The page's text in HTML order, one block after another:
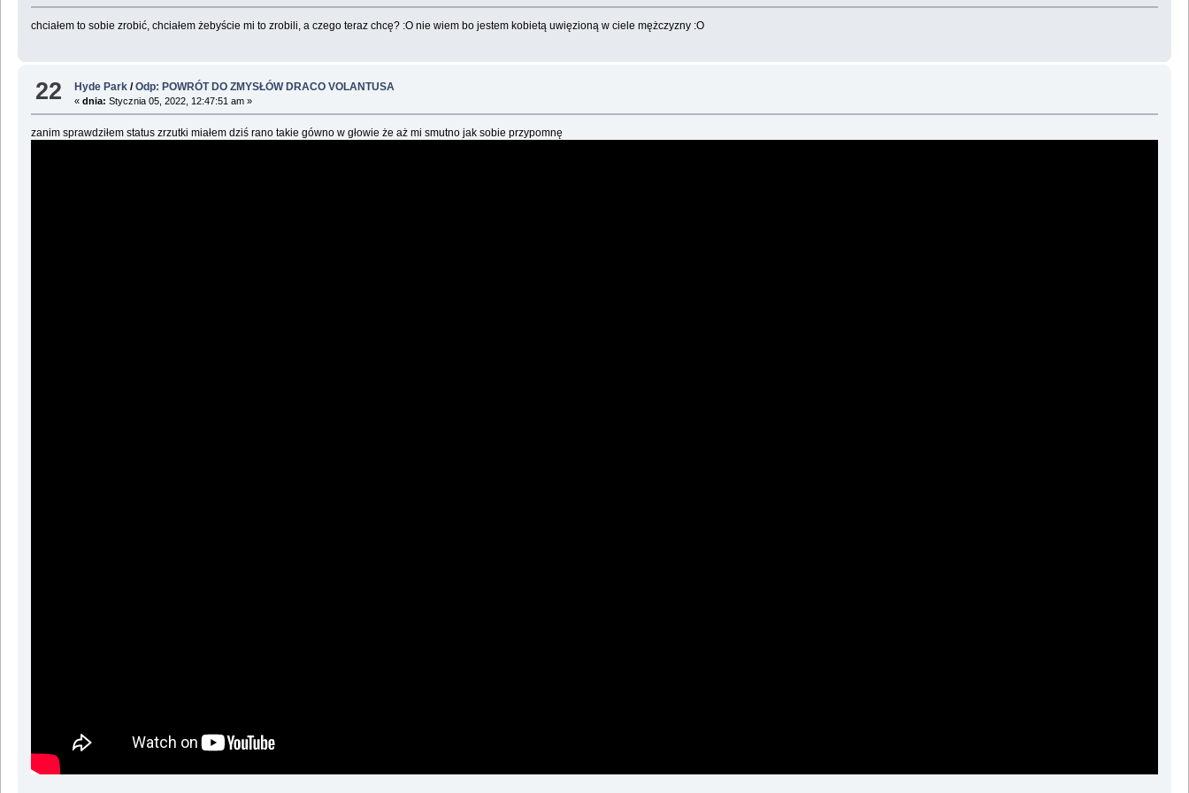
chciałem to sobie zrobić, chciałem żebyście mi to zrobili, a czego teraz chcę? :O nie wiem bo jestem kobietą uwięzioną w ciele mężczyzny :O
22 Hyde Park /Odp: POWRÓT DO ZMYSŁÓW DRACO VOLANTUSA
«dnia: Stycznia 05, 2022, 12:47:51 am »
zanim sprawdziłem status zrzutki miałem dziś rano takie gówno w głowie że aż mi smutno jak sobie przypomnę